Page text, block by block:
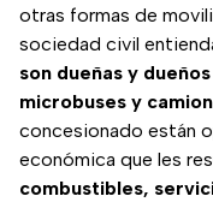
otras formas de
sociedad civil
son dueñas y
microbuses y
concesionado están
económica que les
combustibles,